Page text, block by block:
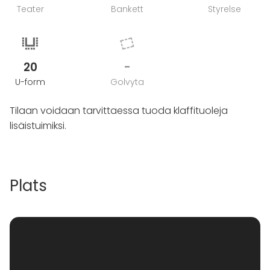
Teater Bankett Styrelse
20
U-form
-
Golvyta
Tilaan voidaan tarvittaessa tuoda klaffituoleja
lisäistuimiksi.
Plats